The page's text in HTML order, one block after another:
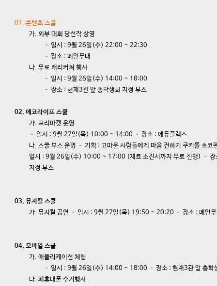
01. 콘텐츠 스쿨
가. 외부 대회 당선작 상영
– 일시 : 9월 26일(수) 22:00 ~ 22:30
– 장소 : 메인무대
나. 무료 캐리커쳐 행사
– 일시 : 9월 26일(수) 14:00 ~ 18:00
– 장소 : 현재3관 앞 총학생회 지정 부스
02. 에코라이프 스쿨
가. 프리마켓 운영
– 일시 : 9월 27일(목) 10:00 ~ 14:00 – 장소 : 에듀플렉스
나. 스쿨 부스 운영 – 기획 : 고마운 사람들에게 마음 전하기 쿠키를 초
일시 : 9월 26일(수) 10:00 ~ 17:00 (재료 소진시까지 무료 진행) – 장
지정 부스
03. 뮤지컬 스쿨
가. 뮤지컬 공연 – 일시 : 9월 27일(목) 19:50 ~ 20:20 – 장소 : 메인
04. 모바일 스쿨
가. 애플리케이션 체험
– 일시 : 9월 26일(수) 14:00 ~ 18:00 – 장소 : 현재3관 앞 총학
나. 폐휴대폰 수거행사